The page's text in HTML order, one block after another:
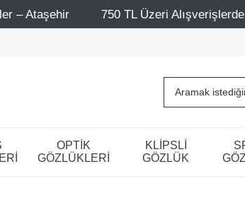
Üzeri Alışverişlerde - Ücretsiz Kargo
OPTİK
GÖZLÜKLERİ
KLİPSLİ
GÖZLÜK